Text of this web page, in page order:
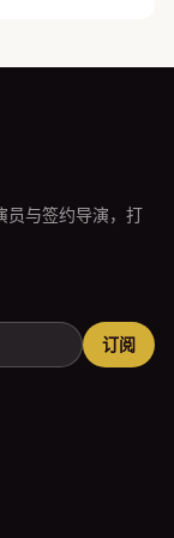
员与签约导演，打
订阅